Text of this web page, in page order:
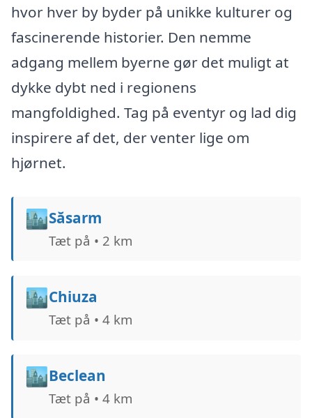
hvor hver by byder på unikke kulturer og
fascinerende historier. Den nemme
adgang mellem byerne gør det muligt at
dykke dybt ned i regionens
mangfoldighed. Tag på eventyr og lad dig
inspirere af det, der venter lige om
hjørnet.
🏙️Săsarm
Tæt på • 2 km
🏙️Chiuza
Tæt på • 4 km
🏙️Beclean
Tæt på • 4 km